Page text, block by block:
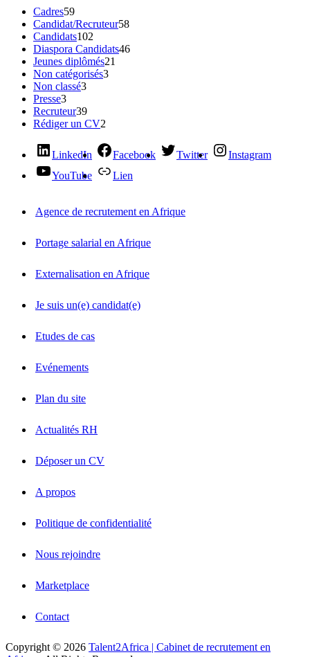
Cadres59
Candidat/Recruteur58
Candidats102
Diaspora Candidats46
Jeunes diplômés21
Non catégorisés3
Non classé3
Presse3
Recruteur39
Rédiger un CV2
LinkedIn Facebook Twitter
Instagram
YouTube
Lien
Agence de recrutement en Afrique
Portage salarial en Afrique
Externalisation en Afrique
Je suis un(e) candidat(e)
Etudes de cas
Evénements
Plan du site
Actualités RH
Déposer un CV
A propos
Politique de confidentialité
Nous rejoindre
Marketplace
Contact
Copyright © 2026 Talent2Africa | Cabinet de recrutement en